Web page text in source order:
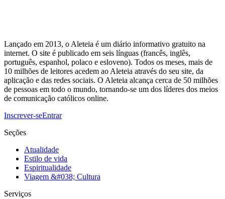
Lançado em 2013, o Aleteia é um diário informativo gratuito na
internet. O site é publicado em seis línguas (francês, inglês,
português, espanhol, polaco e esloveno). Todos os meses, mais de
10 milhões de leitores acedem ao Aleteia através do seu site, da
aplicação e das redes sociais. O Aleteia alcança cerca de 50 milhões
de pessoas em todo o mundo, tornando-se um dos líderes dos meios
de comunicação católicos online.
Inscrever-seEntrar
Seções
Atualidade
Estilo de vida
Espiritualidade
Viagem &#038; Cultura
Serviços